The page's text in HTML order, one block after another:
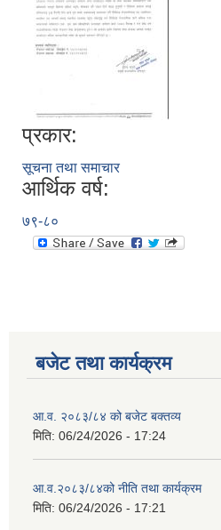
प्रकार:
सूचना तथा समाचार
आर्थिक वर्ष:
७९-८०
बजेट तथा कार्यक्रम
आ.व. २०८३/८४ को बजेट बक्तव्य
मिति: 06/24/2026 - 17:24
आ.व.२०८३/८४को नीति तथा कार्यक्रम
मिति: 06/24/2026 - 17:21